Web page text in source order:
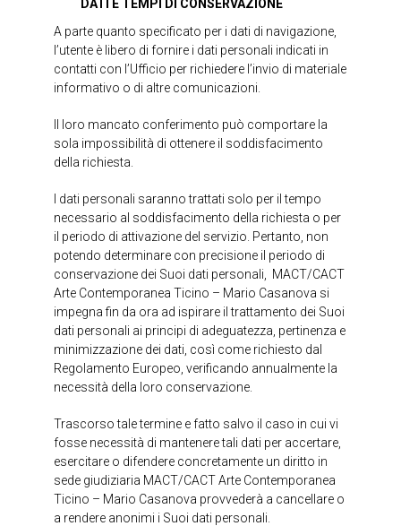
DATI E TEMPI DI CONSERVAZIONE
A parte quanto specificato per i dati di navigazione,
l’utente è libero di fornire i dati personali indicati in
contatti con l’Ufficio per richiedere l’invio di materiale
informativo o di altre comunicazioni.
Il loro mancato conferimento può comportare la
sola impossibilità di ottenere il soddisfacimento
della richiesta.
I dati personali saranno trattati solo per il tempo
necessario al soddisfacimento della richiesta o per
il periodo di attivazione del servizio. Pertanto, non
potendo determinare con precisione il periodo di
conservazione dei Suoi dati personali, MACT/CACT
Arte Contemporanea Ticino – Mario Casanova si
impegna fin da ora ad ispirare il trattamento dei Suoi
dati personali ai principi di adeguatezza, pertinenza e
minimizzazione dei dati, così come richiesto dal
Regolamento Europeo, verificando annualmente la
necessità della loro conservazione.
Trascorso tale termine e fatto salvo il caso in cui vi
fosse necessità di mantenere tali dati per accertare,
esercitare o difendere concretamente un diritto in
sede giudiziaria MACT/CACT Arte Contemporanea
Ticino – Mario Casanova provvederà a cancellare o
a rendere anonimi i Suoi dati personali.